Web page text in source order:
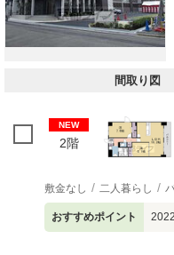
間取り図
NEW
2階
敷金なし 二人暮らし
おすすめポイント